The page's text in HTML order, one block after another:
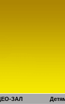
ЗАЛ